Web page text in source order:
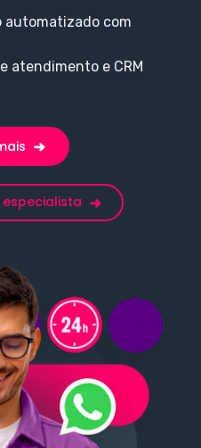
automatizado com
atendimento e CRM